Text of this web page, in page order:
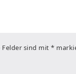
sind mit *